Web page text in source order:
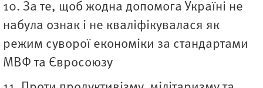
10. За те, щоб жодна допомога Україні не
набула ознак і не кваліфікувалася як
режим суворої економіки за стандартами
МВФ та Євросоюзу